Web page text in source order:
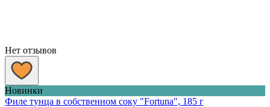
Нет отзывов
Новинки
Филе тунца в собственном соку "Fortuna", 185 г